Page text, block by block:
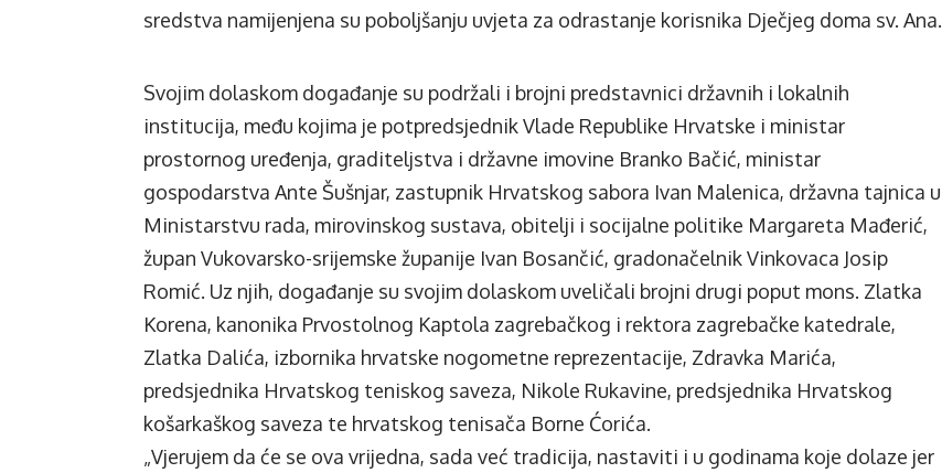
sredstva namijenjena su poboljšanju uvjeta za odrastanje korisnika Dječjeg doma sv. Ana.
Svojim dolaskom događanje su podržali i brojni predstavnici državnih i lokalnih
institucija, među kojima je potpredsjednik Vlade Republike Hrvatske i ministar
prostornog uređenja, graditeljstva i državne imovine Branko Bačić, ministar
gospodarstva Ante Šušnjar, zastupnik Hrvatskog sabora Ivan Malenica, državna tajnica u
Ministarstvu rada, mirovinskog sustava, obitelji i socijalne politike Margareta Mađerić,
župan Vukovarsko-srijemske županije Ivan Bosančić, gradonačelnik Vinkovaca Josip
Romić. Uz njih, događanje su svojim dolaskom uveličali brojni drugi poput mons. Zlatka
Korena, kanonika Prvostolnog Kaptola zagrebačkog i rektora zagrebačke katedrale,
Zlatka Dalića, izbornika hrvatske nogometne reprezentacije, Zdravka Marića,
predsjednika Hrvatskog teniskog saveza, Nikole Rukavine, predsjednika Hrvatskog
košarkaškog saveza te hrvatskog tenisača Borne Ćorića.
„Vjerujem da će se ova vrijedna, sada već tradicija, nastaviti i u godinama koje dolaze jer